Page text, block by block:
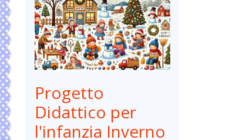
Progetto
Didattico per
l'infanzia Inverno